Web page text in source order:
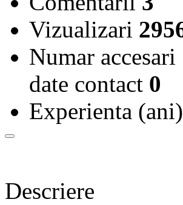
Vizualizari
Numar accesari
date contact 0
Experienta (ani)
Descriere